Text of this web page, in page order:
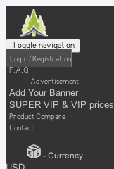
Toggle navigation
Login / Registration
F.A.Q
Advertisement
Add Your Banner
SUPER VIP & VIP prices
Product Compare
Contact
- Currency